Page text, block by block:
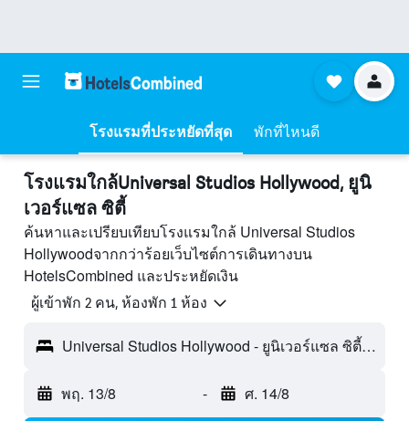
โรงแรมที่ประหยัดที่สุด พักที่ไหนดี
โรงแรมใกล้Universal Studios Hollywood, ยูนิ
เวอร์แซล ซิตี้
ค้นหาและเปรียบเทียบโรงแรมใกล้ Universal Studios
Hollywoodจากกว่าร้อยเว็บไซต์การเดินทางบน
HotelsCombined และประหยัดเงิน
ผู้เข้าพัก 2 คน, ห้องพัก 1 ห้อง
Universal Studios Hollywood - ยูนิเวอร์แซล ซิตี้, CA, สหรัฐอเมริกา
พฤ. 13/8 - ศ. 14/8